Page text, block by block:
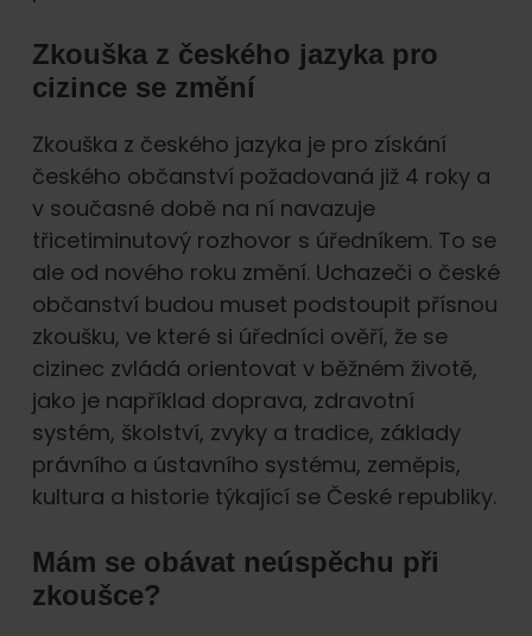
Zkouška z českého jazyka pro
cizince se změní
Zkouška z českého jazyka je pro získání
českého občanství požadovaná již 4 roky a
v současné době na ní navazuje
třicetiminutový rozhovor s úředníkem. To se
ale od nového roku změní. Uchazeči o české
občanství budou muset podstoupit přísnou
zkoušku, ve které si úředníci ověří, že se
cizinec zvládá orientovat v běžném životě,
jako je například doprava, zdravotní
systém, školství, zvyky a tradice, základy
právního a ústavního systému, zeměpis,
kultura a historie týkající se České republiky.
Mám se obávat neúspěchu při
zkoušce?